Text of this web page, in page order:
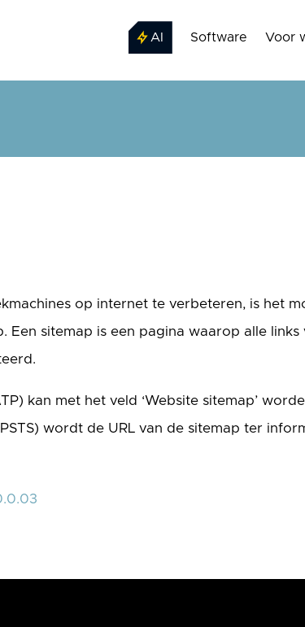
AI Software Voor
op internet te verbeteren, is het
Een sitemap is een pagina waarop alle
kan met het veld ‘Website sitemap’
wordt de URL van de sitemap ter